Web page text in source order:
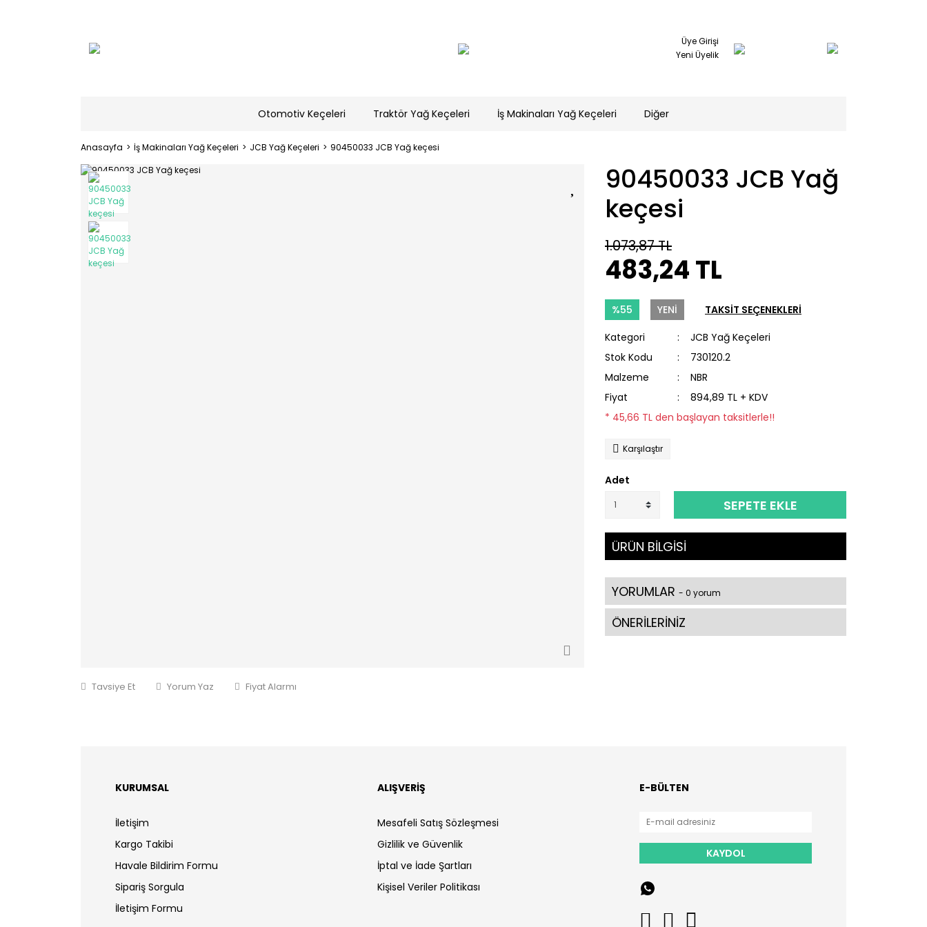
Üye Girişi
Yeni Üyelik
Otomotiv Keçeleri Traktör Yağ Keçeleri İş Makinaları Yağ Keçeleri Diğer
Anasayfa İş Makinaları Yağ Keçeleri JCB Yağ Keçeleri 90450033 JCB Yağ keçesi
Tavsiye Et Yorum Yaz Fiyat Alarmı
90450033 JCB Yağ
keçesi
1.073,87 TL
483,24 TL
%55 YENİ TAKSİT SEÇENEKLERİ
Kategori
JCB Yağ Keçeleri
Stok Kodu
730120.2
Malzeme
NBR
Fiyat
894,89 TL + KDV
* 45,66 TL den başlayan taksitlerle!!
Karşılaştır
Adet
SEPETE EKLE
ÜRÜN BİLGİSİ
YORUMLAR - 0 yorum
ÖNERİLERİNİZ
KURUMSAL
İletişim
Kargo Takibi
Havale Bildirim Formu
Sipariş Sorgula
İletişim Formu
ALIŞVERİŞ
Mesafeli Satış Sözleşmesi
Gizlilik ve Güvenlik
İptal ve İade Şartları
Kişisel Veriler Politikası
E-BÜLTEN
KAYDOL